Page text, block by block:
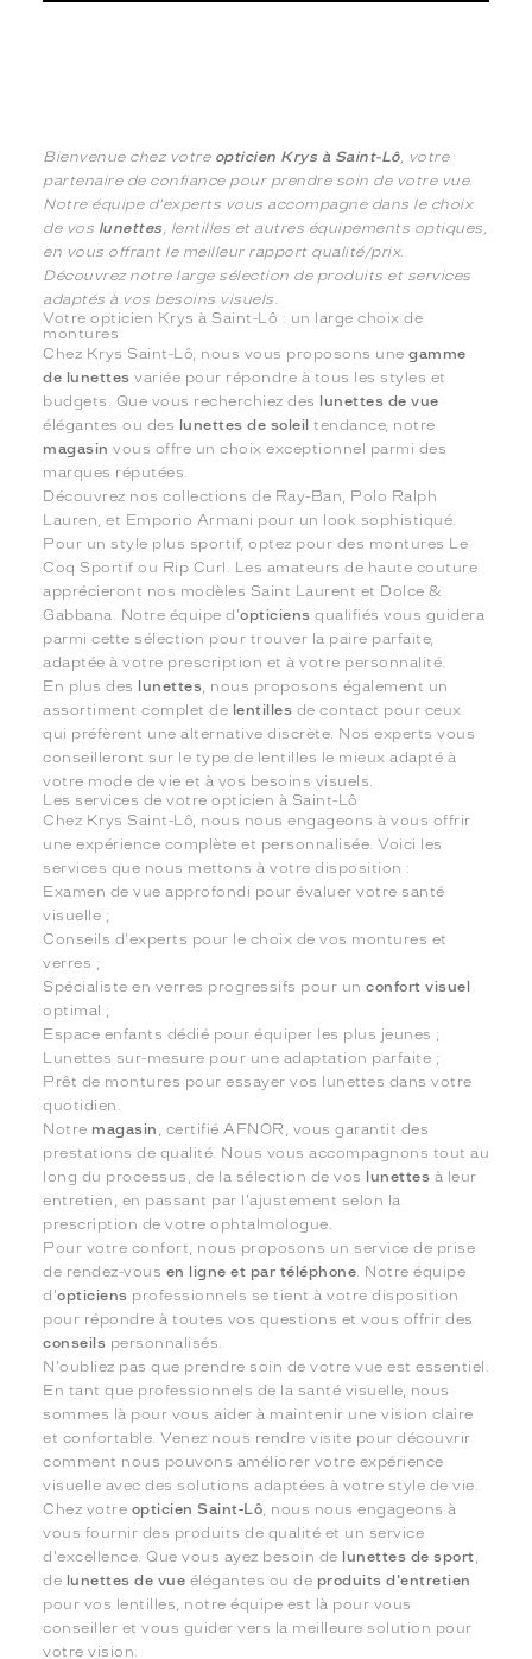
Bienvenue chez votre opticien Krys à Saint-Lô, votre
partenaire de confiance pour prendre soin de votre vue.
Notre équipe d'experts vous accompagne dans le choix
de vos lunettes, lentilles et autres équipements optiques,
en vous offrant le meilleur rapport qualité/prix.
Découvrez notre large sélection de produits et services
adaptés à vos besoins visuels.
Votre opticien Krys à Saint-Lô : un large choix de
montures
Chez Krys Saint-Lô, nous vous proposons unegamme
de lunettes variée pour répondre à tous les styles et
budgets. Que vous recherchiez des
lunettes de vue
élégantes ou des lunettes de soleil tendance, notre
magasin vous offre un choix exceptionnel parmi des
marques réputées.
Découvrez nos collections de Ray-Ban, Polo Ralph
Lauren, et Emporio Armani pour un look sophistiqué.
Pour un style plus sportif, optez pour des montures Le
Coq Sportif ou Rip Curl. Les amateurs de haute couture
apprécieront nos modèles Saint Laurent et Dolce &
Gabbana. Notre équipe d'opticiens qualifiés vous guidera
parmi cette sélection pour trouver la paire parfaite,
adaptée à votre prescription et à votre personnalité.
En plus des
lunettes, nous proposons également un
assortiment complet de lentilles de contact pour ceux
qui préfèrent une alternative discrète. Nos experts vous
conseilleront sur le type de lentilles le mieux adapté à
votre mode de vie et à vos besoins visuels.
Les services de votre opticien à Saint-Lô
Chez Krys Saint-Lô, nous nous engageons à vous offrir
une expérience complète et personnalisée. Voici les
services que nous mettons à votre disposition :
Examen de vue approfondi pour évaluer votre santé
visuelle ;
Conseils d'experts pour le choix de vos montures et
verres ;
Spécialiste en verres progressifs pour unconfort visuel
optimal ;
Espace enfants dédié pour équiper les plus jeunes ;
Lunettes sur-mesure pour une adaptation parfaite ;
Prêt de montures pour essayer vos lunettes dans votre
quotidien.
Notre magasin , certifié AFNOR, vous garantit des
prestations de qualité. Nous vous accompagnons tout au
long du processus, de la sélection de vos
lunettes à leur
entretien, en passant par l'ajustement selon la
prescription de votre ophtalmologue.
Pour votre confort, nous proposons un service de prise
de rendez-vous en ligne et par téléphone. Notre équipe
d'opticiens professionnels se tient à votre disposition
pour répondre à toutes vos questions et vous offrir des
conseils personnalisés.
N'oubliez pas que prendre soin de votre vue est essentiel.
En tant que professionnels de la santé visuelle, nous
sommes là pour vous aider à maintenir une vision claire
et confortable. Venez nous rendre visite pour découvrir
comment nous pouvons améliorer votre expérience
visuelle avec des solutions adaptées à votre style de vie.
Chez votre opticien Saint-Lô, nous nous engageons à
vous fournir des produits de qualité et un service
d'excellence. Que vous ayez besoin de lunettes de sport,
de lunettes de vue élégantes ou de produits d'entretien
pour vos lentilles, notre équipe est là pour vous
conseiller et vous guider vers la meilleure solution pour
votre vision.